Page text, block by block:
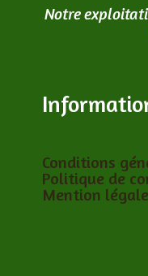
Notre
Conditions
Politique de
Mention